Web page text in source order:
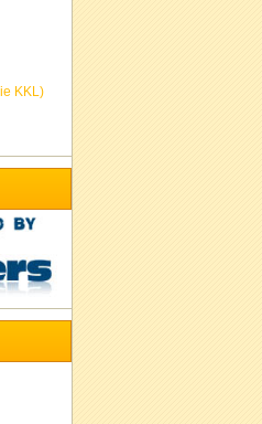
KKL)